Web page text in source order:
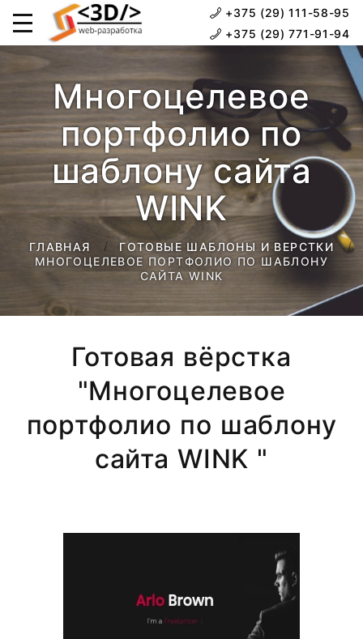
+375 (29) 111-58-95
+375 (29) 771-91-94
Многоцелевое
портфолио по
шаблону сайта
WINK
ГЛАВНАЯ
ГОТОВЫЕ ШАБЛОНЫ И ВЕРСТКИ
МНОГОЦЕЛЕВОЕ ПОРТФОЛИО ПО ШАБЛОНУ
САЙТА WINK
Готовая вёрстка
"Многоцелевое
портфолио по шаблону
сайта WINK "